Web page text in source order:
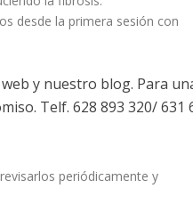
desde la primera sesión con
y nuestro blog. Para
Telf. 628 893 320/ 631